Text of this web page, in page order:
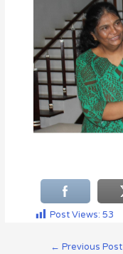
Post Views: 53
← Previous Post